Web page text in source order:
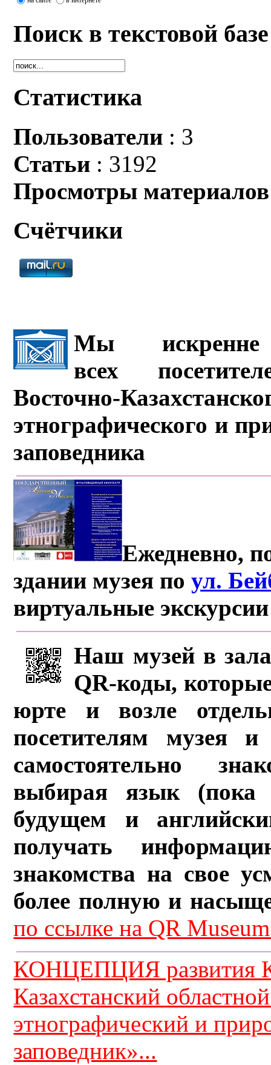
Поиск в текстовой базе
Статистика
Пользователи : 3
Статьи : 3192
Просмотры материалов
Счётчики
Мы искренне
всех
Восточно-
этнографического и
заповедника
Ежедневно,
здании музея поул.
виртуальные
Наш музей в
QR-коды,
юрте и возле
посетителям музея и
самостоятельно
выбирая язык (пока
будущем и
получать
знакомства на свое
более полную и
по ссылке на QR
КОНЦЕПЦИЯ развития
Казахстанский
этнографический и
заповедник»...